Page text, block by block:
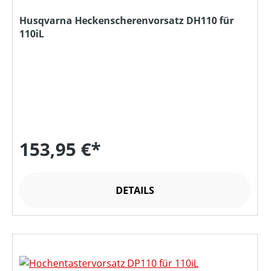
Husqvarna Heckenscherenvorsatz DH110 für
110iL
153,95 €*
DETAILS